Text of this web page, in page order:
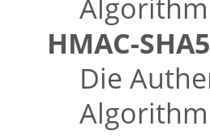
HMAC-
Die